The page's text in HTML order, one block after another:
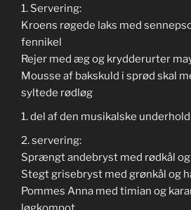
1. Servering:
Kroens røgede laks med
fennikel
Rejer med æg og krydderurter
Mousse af bakskuld i sprød skal
syltede rødløg
1. del af den musikalske
2. servering:
Sprængt andebryst med rødkål
Stegt grisebryst med grønkål og
Pommes Anna med timian og